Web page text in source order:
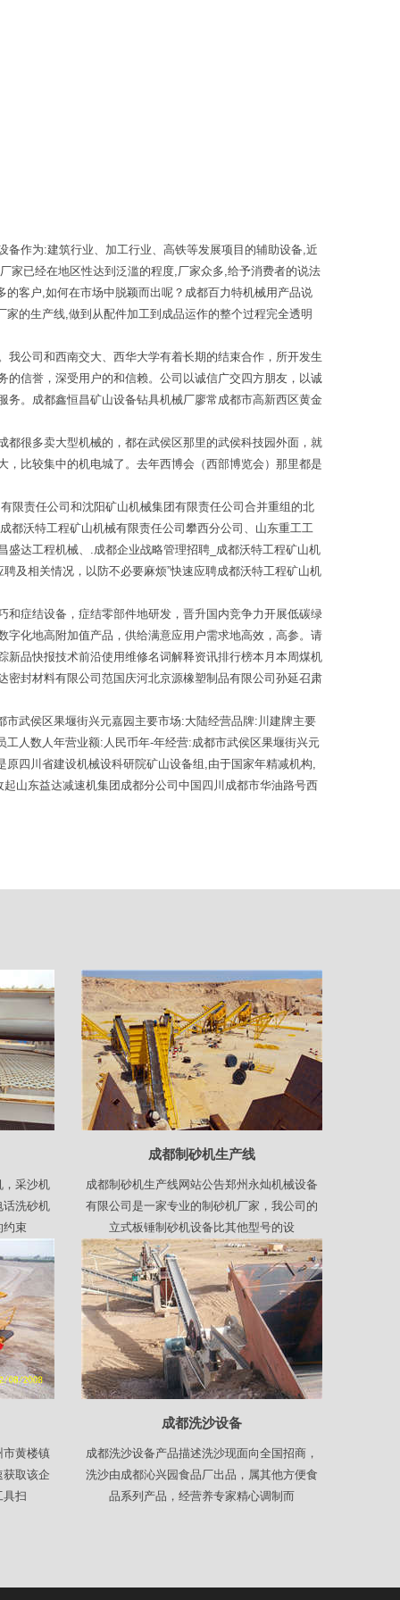
作为:建筑行业、加工行业、高铁等发展项目的辅助设备,近
家已经在地区性达到泛滥的程度,厂家众多,给予消费者的说法
客户,如何在市场中脱颖而出呢？成都百力特机械用产品说
的生产线,做到从配件加工到成品运作的整个过程完全透明
公司和西南交大、西华大学有着长期的结束合作，所开发生
信誉，深受用户的和信赖。公司以诚信广交四方朋友，以诚
。成都鑫恒昌矿山设备钻具机械厂廖常成都市高新西区黄金
很多卖大型机械的，都在武侯区那里的武侯科技园外面，就
比较集中的机电城了。去年西博会（西部博览会）那里都是
限责任公司和沈阳矿山机械集团有限责任公司合并重组的北
都沃特工程矿山机械有限责任公司攀西分公司、山东重工工
达工程机械、.成都企业战略管理招聘_成都沃特工程矿山机
及相关情况，以防不必要麻烦”快速应聘成都沃特工程矿山机
症结设备，症结零部件地研发，晋升国内竞争力开展低碳绿
化地高附加值产品，供给满意应用户需求地高效，高参。请
品快报技术前沿使用维修名词解释资讯排行榜本月本周煤机
封材料有限公司范国庆河北京源橡塑制品有限公司孙延召肃
武侯区果堰街兴元嘉园主要市场:大陆经营品牌:川建牌主要
人数人年营业额:人民币年-年经营:成都市武侯区果堰街兴元
四川省建设机械设科研院矿山设备组,由于国家年精减机构,
山东益达减速机集团成都分公司中国四川成都市华油路号西
，采沙机
话洗砂机
约束
成都制砂机生产线
成都制砂机生产线网站公告郑州永灿机械设备
有限公司是一家专业的制砂机厂家，我公司的
立式板锤制砂机设备比其他型号的设
市黄楼镇
取该企
具扫
成都洗沙设备
成都洗沙设备产品描述洗沙现面向全国招商，
洗沙由成都沁兴园食品厂出品，属其他方便食
品系列产品，经营养专家精心调制而